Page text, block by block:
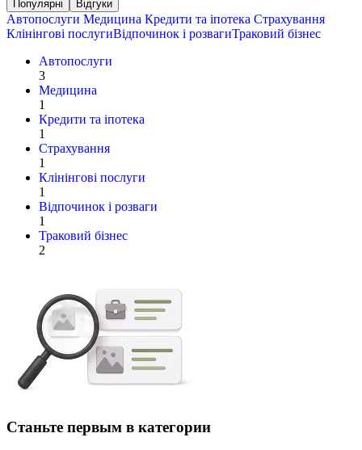
Популярні Відгуки
Автопослуги Медицина Кредити та іпотека Страхування
Клінінгові послугиВідпочинок і розвагиТраковий бізнес
Автопослуги
3
Медицина
1
Кредити та іпотека
1
Страхування
1
Клінінгові послуги
1
Відпочинок і розваги
1
Траковий бізнес
2
Станьте первым в категории